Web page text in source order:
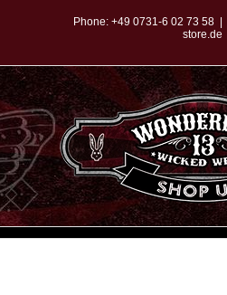
springen
Phone: +49 0731-6 02 73 58
store.de